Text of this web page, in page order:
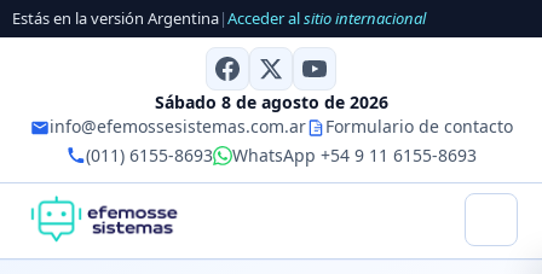
Estás en la versión Argentina|Acceder alsitio internacional
Sábado 8 de agosto de 2026
info@efemossesistemas.com.ar
Formulario de contacto
(011) 6155-8693
WhatsApp +54 9 11 6155-8693